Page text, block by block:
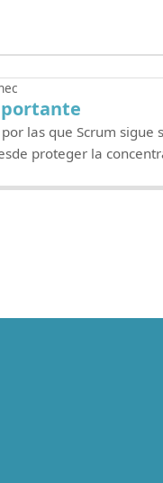
las que Scrum
proteger la